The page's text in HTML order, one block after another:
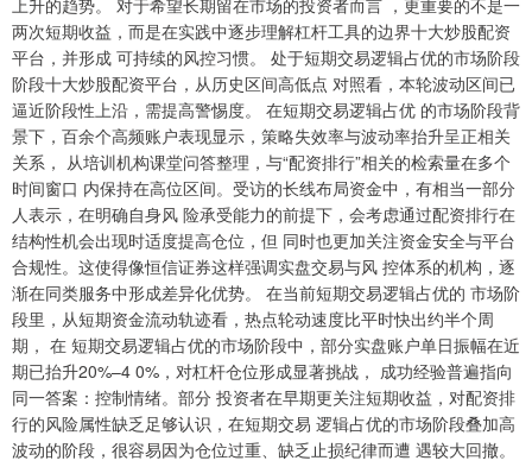
上升的趋势。 对于希望长期留在市场的投资者而言 ，更重要的不是一
两次短期收益，而是在实践中逐步理解杠杆工具的边界十大炒股配资
平台，并形成 可持续的风控习惯。 处于短期交易逻辑占优的市场阶段
阶段十大炒股配资平台，从历史区间高低点 对照看，本轮波动区间已
逼近阶段性上沿，需提高警惕度。 在短期交易逻辑占优 的市场阶段背
景下，百余个高频账户表现显示，策略失效率与波动率抬升呈正相关
关系， 从培训机构课堂问答整理，与“配资排行”相关的检索量在多个
时间窗口 内保持在高位区间。受访的长线布局资金中，有相当一部分
人表示，在明确自身风 险承受能力的前提下，会考虑通过配资排行在
结构性机会出现时适度提高仓位，但 同时也更加关注资金安全与平台
合规性。这使得像恒信证券这样强调实盘交易与风 控体系的机构，逐
渐在同类服务中形成差异化优势。 在当前短期交易逻辑占优的 市场阶
段里，从短期资金流动轨迹看，热点轮动速度比平时快出约半个周
期， 在 短期交易逻辑占优的市场阶段中，部分实盘账户单日振幅在近
期已抬升20%–4 0%，对杠杆仓位形成显著挑战， 成功经验普遍指向
同一答案：控制情绪。部分 投资者在早期更关注短期收益，对配资排
行的风险属性缺乏足够认识，在短期交易 逻辑占优的市场阶段叠加高
波动的阶段，很容易因为仓位过重、缺乏止损纪律而遭 遇较大回撤。